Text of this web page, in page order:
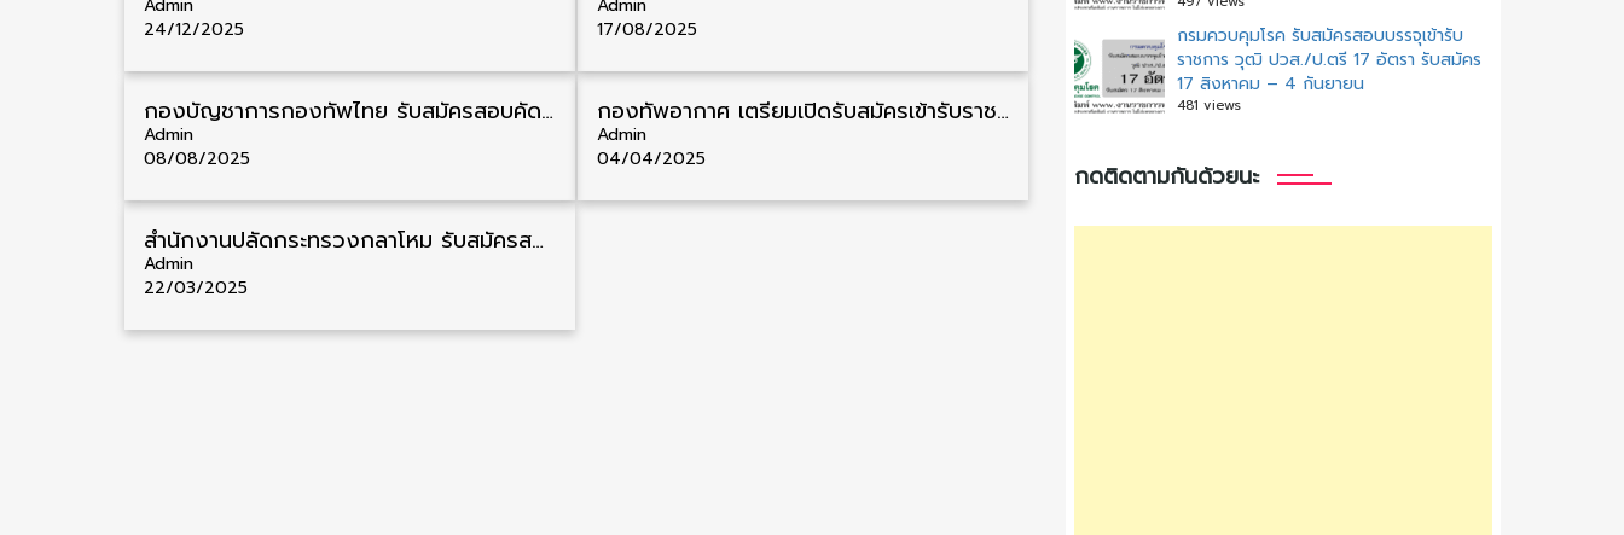
Admin
24/12/2025
Admin
17/08/2025
กองบัญชาการกองทัพไทย รับสมัครสอบคัดเลือกเข้ารับราชการ วุฒิ ป.ตรี 4 อัตรา รับสมัคร 6 – 22 สิงหาคม
Admin
08/08/2025
กองทัพอากาศ เตรียมเปิดรับสมัครเข้ารับราชการ ในกองทัพอากาศ ประจำปี 2568 รับสมัครเร็วๆนี้
Admin
04/04/2025
สำนักงานปลัดกระทรวงกลาโหม รับสมัครสอบบุคคลเข้ารับราชการ ชาย/หญิง หลายวุฒิ 49 อัตรา รับสมัครตั้งแต่บัดนี้ – 20 เมษายน
Admin
22/03/2025
กรมควบคุมโรค รับสมัครสอบบรรจุเข้ารับ
ราชการ วุฒิ ปวส./ป.ตรี 17 อัตรา รับสมัคร
17 สิงหาคม – 4 กันยายน
481 views
กดติดตามกันด้วยนะ